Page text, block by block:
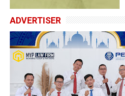
ADVERTISER